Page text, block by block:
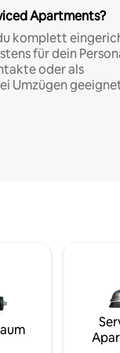
Apartments?
komplett
für dein
oder als
Umzügen